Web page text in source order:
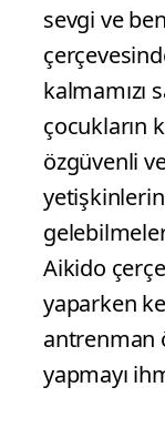
sevgi ve
kalmamızı
çocukların
özgüvenli
Aikido
yaparken
antrenman
yapmayı